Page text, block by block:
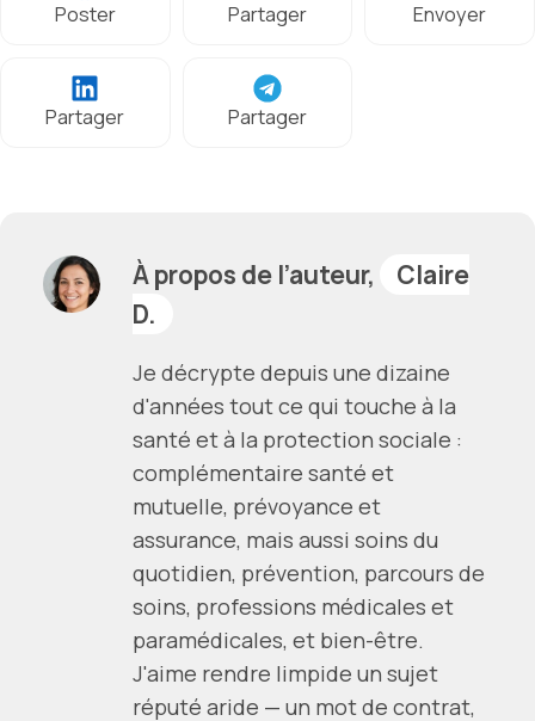
Poster Partager Envoyer
Partager Partager
À propos de l’auteur,
Claire
D.
Je décrypte depuis une dizaine
d'années tout ce qui touche à la
santé et à la protection sociale :
complémentaire santé et
mutuelle, prévoyance et
assurance, mais aussi soins du
quotidien, prévention, parcours de
soins, professions médicales et
paramédicales, et bien-être.
J'aime rendre limpide un sujet
réputé aride — un mot de contrat,